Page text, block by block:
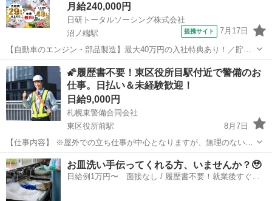
月給240,000円
日研トータルソーシング株式会社
沼ノ端駅
提携サイト 7月17日
【自動車のエンジン・部品製造】最大40万円の入社特典あり！／貯金
がはかどる家賃無料の寮付き◎ お仕事について エンジン部品の加工
（エンジンへの各種部品の取付け・機械に部品をセットして加工を行
うオペレーター・製品に不良が無い...
北海道 苫小牧市 沼ノ端駅 その他
🌠履歴書不要！東区役所目駅付近で警備のお
仕事。日払い＆未経験歓迎！
日給9,000円
札幌東警備合同会社
東区役所前駅
8月7日
【仕事内容】 ※屋外での立ち仕事が中心となりますが、無理のない配
置・こまめな休憩を徹底しています。 ✔未経験から始める、街の安全
を守るお仕事 札幌東警備合同会社は、東区・北区を中心に地域に根ざ
した警備を行っています...
北海道 札幌市 東区役所前駅 その他
お皿洗い手伝ってくれる方、いませんか？🥹
日給例1万円〜 面接なし / 履歴書不要！就業後すぐに